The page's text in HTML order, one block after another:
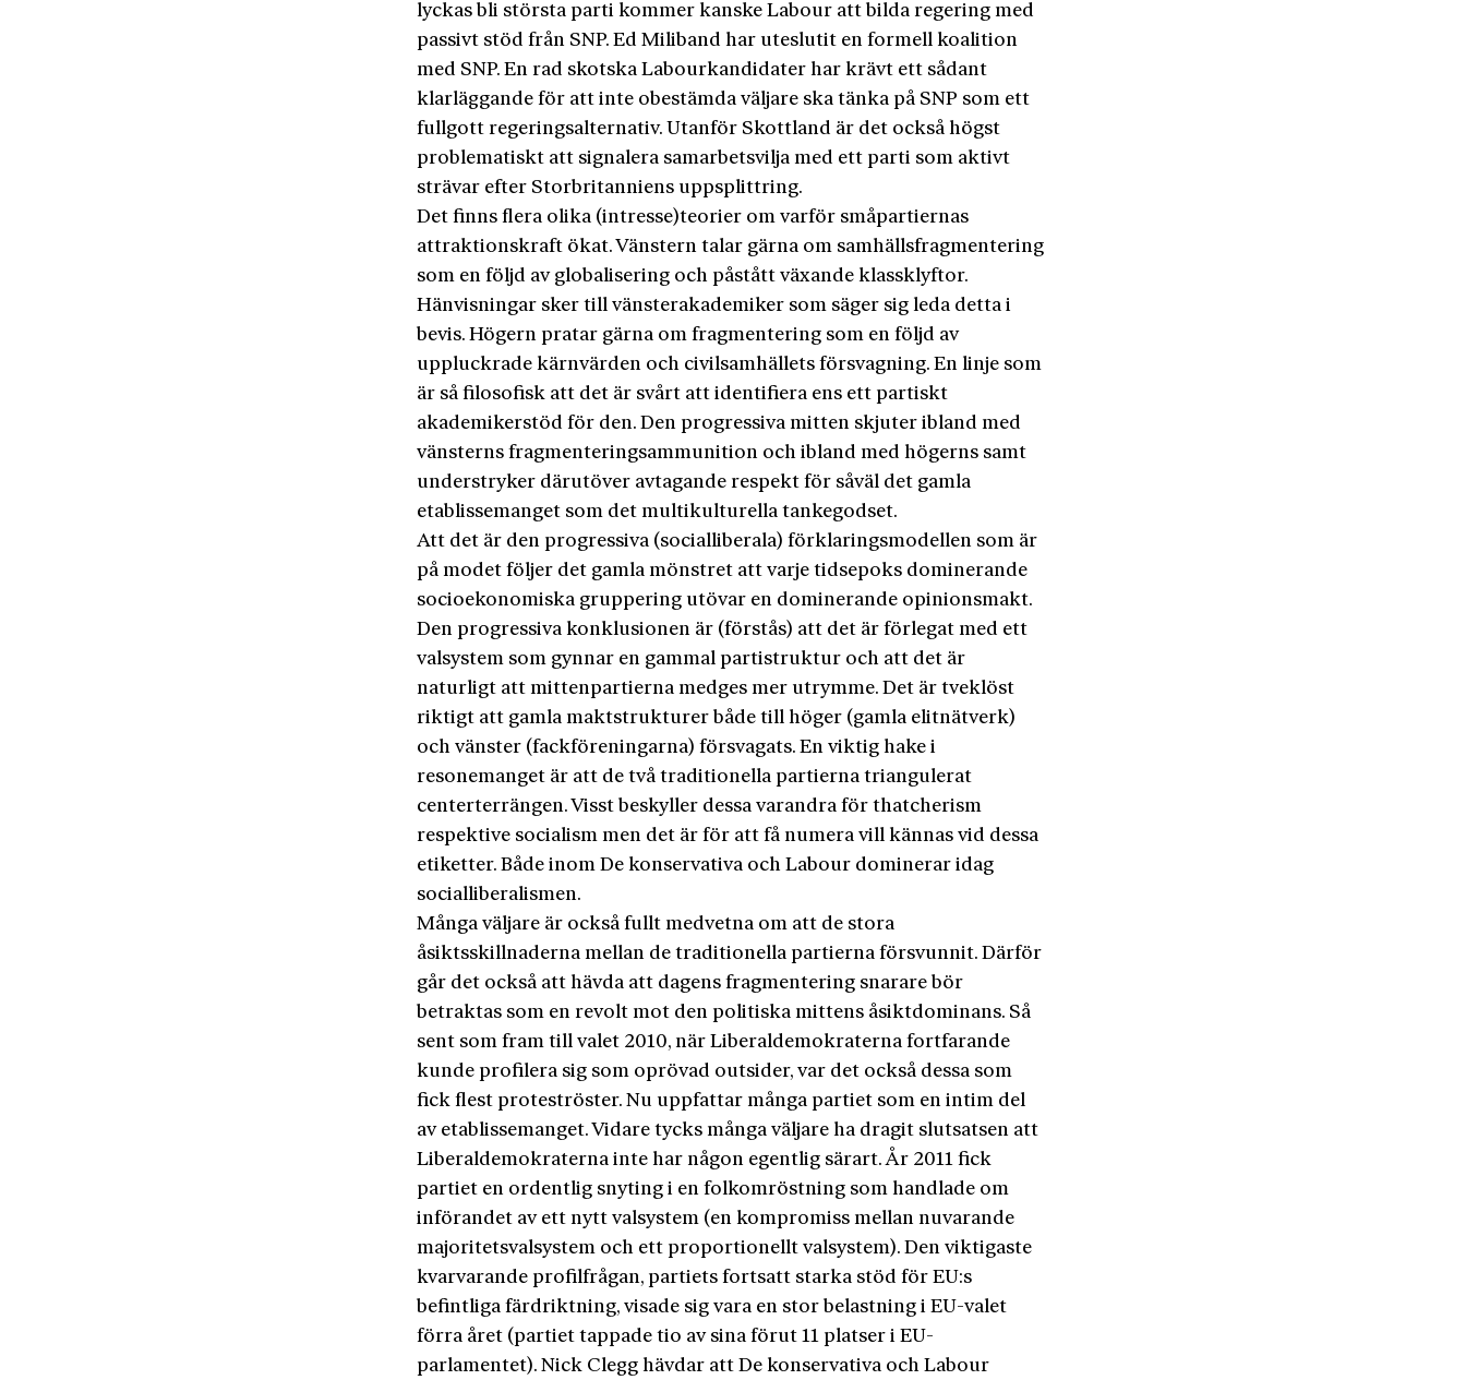
lyckas bli största parti kommer kanske Labour att bilda regering med
passivt stöd från SNP. Ed Miliband har uteslutit en formell koalition
med SNP. En rad skotska Labourkandidater har krävt ett sådant
klarläggande för att inte obestämda väljare ska tänka på SNP som ett
fullgott regeringsalternativ. Utanför Skottland är det också högst
problematiskt att signalera samarbetsvilja med ett parti som aktivt
strävar efter Storbritanniens uppsplittring.
Det finns flera olika (intresse)teorier om varför småpartiernas
attraktionskraft ökat. Vänstern talar gärna om samhällsfragmentering
som en följd av globalisering och påstått växande klassklyftor.
Hänvisningar sker till vänsterakademiker som säger sig leda detta i
bevis. Högern pratar gärna om fragmentering som en följd av
uppluckrade kärnvärden och civilsamhällets försvagning. En linje som
är så filosofisk att det är svårt att identifiera ens ett partiskt
akademikerstöd för den. Den progressiva mitten skjuter ibland med
vänsterns fragmenteringsammunition och ibland med högerns samt
understryker därutöver avtagande respekt för såväl det gamla
etablissemanget som det multikulturella tankegodset.
Att det är den progressiva (socialliberala) förklaringsmodellen som är
på modet följer det gamla mönstret att varje tidsepoks dominerande
socioekonomiska gruppering utövar en dominerande opinionsmakt.
Den progressiva konklusionen är (förstås) att det är förlegat med ett
valsystem som gynnar en gammal partistruktur och att det är
naturligt att mittenpartierna medges mer utrymme. Det är tveklöst
riktigt att gamla maktstrukturer både till höger (gamla elitnätverk)
och vänster (fackföreningarna) försvagats. En viktig hake i
resonemanget är att de två traditionella partierna triangulerat
centerterrängen. Visst beskyller dessa varandra för thatcherism
respektive socialism men det är för att få numera vill kännas vid dessa
etiketter. Både inom De konservativa och Labour dominerar idag
socialliberalismen.
Många väljare är också fullt medvetna om att de stora
åsiktsskillnaderna mellan de traditionella partierna försvunnit. Därför
går det också att hävda att dagens fragmentering snarare bör
betraktas som en revolt mot den politiska mittens åsiktdominans. Så
sent som fram till valet 2010, när Liberaldemokraterna fortfarande
kunde profilera sig som oprövad outsider, var det också dessa som
fick flest proteströster. Nu uppfattar många partiet som en intim del
av etablissemanget. Vidare tycks många väljare ha dragit slutsatsen att
Liberaldemokraterna inte har någon egentlig särart. År 2011 fick
partiet en ordentlig snyting i en folkomröstning som handlade om
införandet av ett nytt valsystem (en kompromiss mellan nuvarande
majoritetsvalsystem och ett proportionellt valsystem). Den viktigaste
kvarvarande profilfrågan, partiets fortsatt starka stöd för EU:s
befintliga färdriktning, visade sig vara en stor belastning i EU-valet
förra året (partiet tappade tio av sina förut 11 platser i EU-
parlamentet). Nick Clegg hävdar att De konservativa och Labour